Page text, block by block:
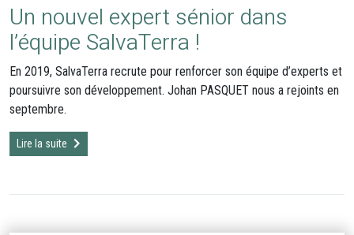
Un nouvel expert sénior dans
l’équipe SalvaTerra !
En 2019, SalvaTerra recrute pour renforcer son équipe d’experts et
poursuivre son développement. Johan PASQUET nous a rejoints en
septembre.
Lire la suite